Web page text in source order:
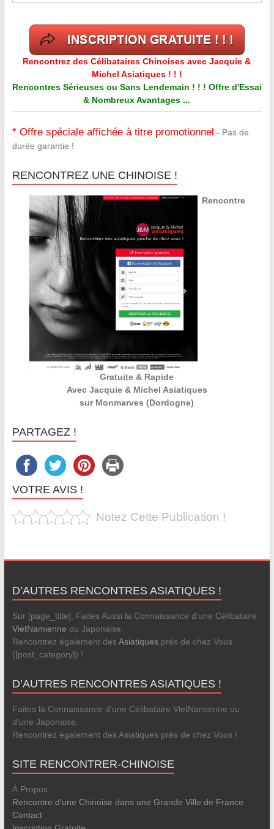
Rencontrez des Célibataires Chinoises avec Jacquie &
Michel Asiatiques ! ! !
Rencontres Sérieuses ou Sans Lendemain ! ! ! Offre d'Essai
& Nombreux Avantages ...
* Offre spéciale affichée à titre promotionnel - Pas de
durée garantie !
RENCONTREZ UNE CHINOISE !
Rencontre
Gratuite & Rapide
Avec Jacquie & Michel Asiatiques
sur Monmarves (Dordogne)
PARTAGEZ !
VOTRE AVIS !
Notez Cette Publication !
D’AUTRES RENCONTRES ASIATIQUES !
Sur [page_title], Faites Aussi la Connaissance d'une Célibataire
VietNamienne ou Japonaise.
Rencontrez également desAsiatiquesprès de chez Vous
([post_category]) !
D’AUTRES RENCONTRES ASIATIQUES !
Faites la Connaissance d'une Célibataire VietNamienne ou
d'une Japonaise.
Rencontrez également des Asiatiques près de chez Vous !
SITE RENCONTRER-CHINOISE
À Propos
Rencontre d'une Chinoise dans une Grande Ville de France
Contact